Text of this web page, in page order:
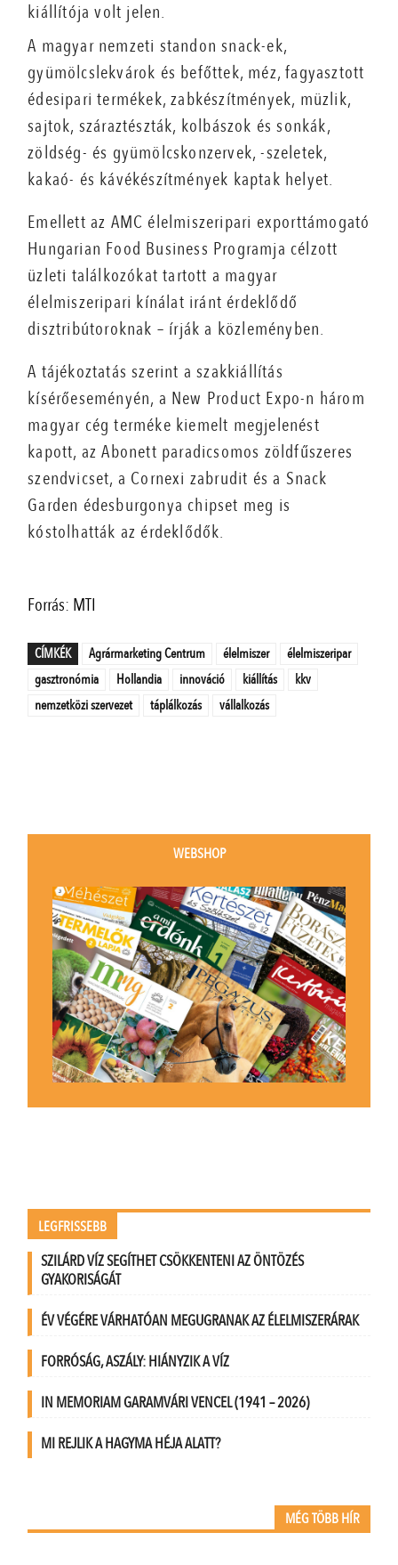
kiállítója volt jelen.
A magyar nemzeti standon snack-ek,
gyümölcslekvárok és befőttek, méz, fagyasztott
édesipari termékek, zabkészítmények, müzlik,
sajtok, száraztészták, kolbászok és sonkák,
zöldség- és gyümölcskonzervek, -szeletek,
kakaó- és kávékészítmények kaptak helyet.
Emellett az AMC élelmiszeripari exporttámogató
Hungarian Food Business Programja célzott
üzleti találkozókat tartott a magyar
élelmiszeripari kínálat iránt érdeklődő
disztribútoroknak – írják a közleményben.
A tájékoztatás szerint a szakkiállítás
kísérőeseményén, a New Product Expo-n három
magyar cég terméke kiemelt megjelenést
kapott, az Abonett paradicsomos zöldfűszeres
szendvicset, a Cornexi zabrudit és a Snack
Garden édesburgonya chipset meg is
kóstolhatták az érdeklődők.
Forrás: MTI
CÍMKÉK Agrármarketing Centrum élelmiszer
élelmiszeripar
gasztronómia
Hollandia innováció kiállítás
kkv
nemzetközi szervezet
táplálkozás vállalkozás
WEBSHOP
LEGFRISSEBB
SZILÁRD VÍZ SEGÍTHET CSÖKKENTENI AZ ÖNTÖZÉS
GYAKORISÁGÁT
ÉV VÉGÉRE VÁRHATÓAN MEGUGRANAK AZ ÉLELMISZERÁRAK
FORRÓSÁG, ASZÁLY: HIÁNYZIK A VÍZ
IN MEMORIAM GARAMVÁRI VENCEL (1941 – 2026)
MI REJLIK A HAGYMA HÉJA ALATT?
MÉG TÖBB HÍR